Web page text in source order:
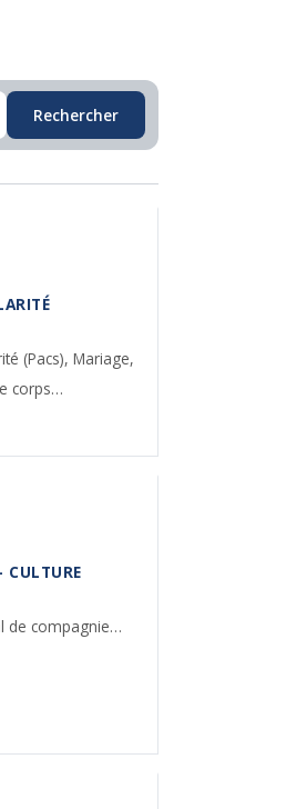
Rechercher
(Pacs), Mariage,
corps…
CULTURE
de compagnie…